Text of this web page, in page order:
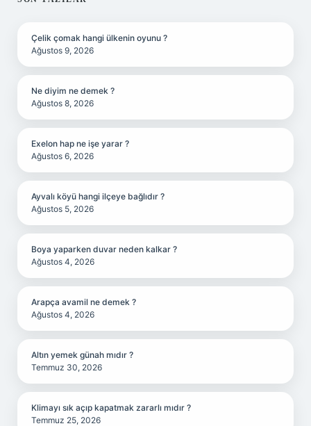
SIDEBAR
Çelik çomak hangi ülkenin oyunu ?
Ağustos 9, 2026
Ne diyim ne demek ?
Ağustos 8, 2026
Exelon hap ne işe yarar ?
Ağustos 6, 2026
Ayvalı köyü hangi ilçeye bağlıdır ?
Ağustos 5, 2026
Boya yaparken duvar neden kalkar ?
Ağustos 4, 2026
Arapça avamil ne demek ?
Ağustos 4, 2026
Altın yemek günah mıdır ?
Temmuz 30, 2026
Klimayı sık açıp kapatmak zararlı mıdır ?
Temmuz 25, 2026